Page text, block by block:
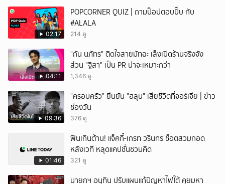
02:17
POPCORNER QUIZ | ถามป็อปตอบปั๊บ กับ
#ALALA
214 ดู
04:11
"กัน นภัทร" ติดใจสายมัทฉะ เล็งเปิดร้านจริงจัง
ส่วน "ฐิสา" เป็น PR น่าจะเหมาะกว่า
1,346 ดู
09:36
"ครอบครัว" ยืนยัน "ฮลุน" เสียชีวิตที่จอร์เจีย | ข่าว
ช่องวัน
376 ดู
01:46
ฟินเกินต้าน! แจ็คกี้-เกรท วรินทร ช็อตสวมกอด
หลังเวที หลุดแคปชั่นชวนคิด
321 ดู
นายกฯ อนุทิน ปรับแผนแก้ปัญหาไฟใต้ คุยมหา